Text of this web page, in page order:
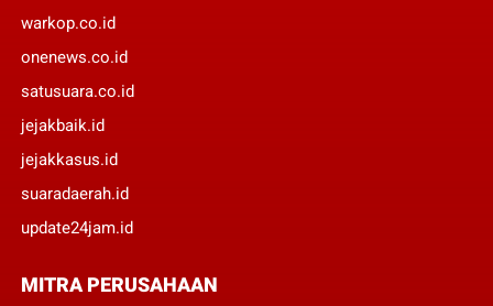
warkop.co.id
onenews.co.id
satusuara.co.id
jejakbaik.id
jejakkasus.id
suaradaerah.id
update24jam.id
MITRA PERUSAHAAN